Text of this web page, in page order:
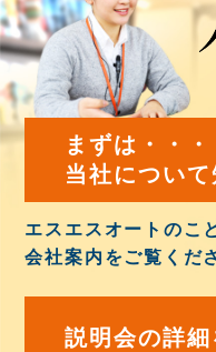
まずは・・・
当社について
エスエスオートのこ
会社案内 をご覧くだ
説明会の詳細